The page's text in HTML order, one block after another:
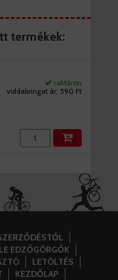
termékek:
raktáron
viddabringat ár: 590 Ft
EDZŐGÖRGŐK
LETÖLTÉS
KEZDŐLAP